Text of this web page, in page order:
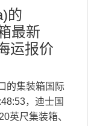
的
最新
运报价
的集装箱国际
，迪士国
英尺集装箱、